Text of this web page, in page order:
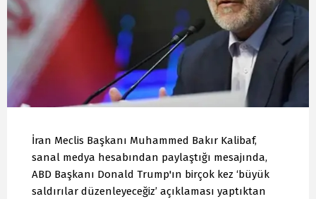
İran Meclis Başkanı Muhammed Bakır Kalibaf,
sanal medya hesabından paylaştığı mesajında,
ABD Başkanı Donald Trump'ın birçok kez ‘büyük
saldırılar düzenleyeceğiz’ açıklaması yaptıktan